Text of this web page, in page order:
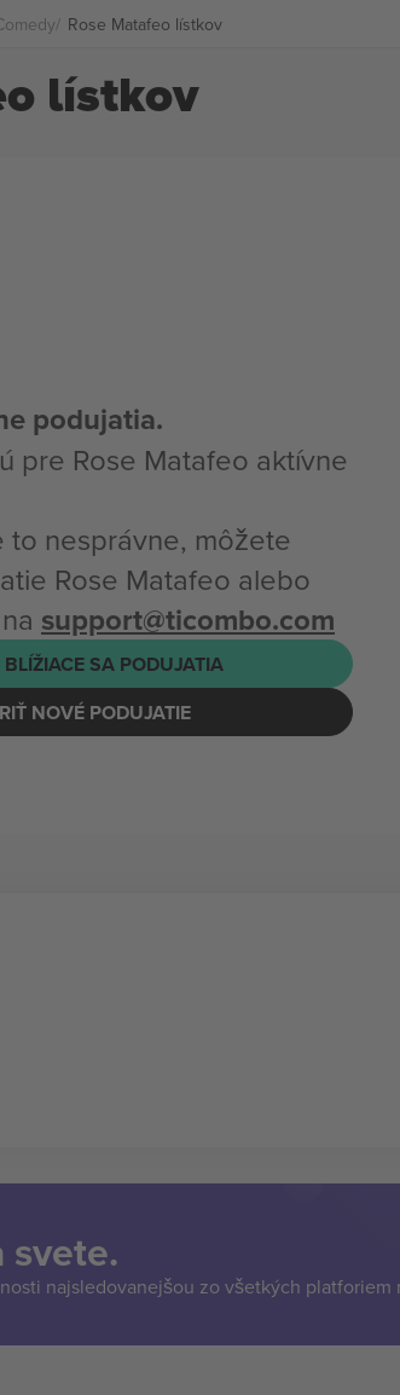
Rose Matafeo lístkov
lístkov
podujatia.
pre Rose Matafeo aktívne
to nesprávne, môžete
Rose Matafeo alebo
support@ticombo.com
BLÍŽIACE SA PODUJATIA
NOVÉ PODUJATIE
svete.
najsledovanejšou zo všetkých